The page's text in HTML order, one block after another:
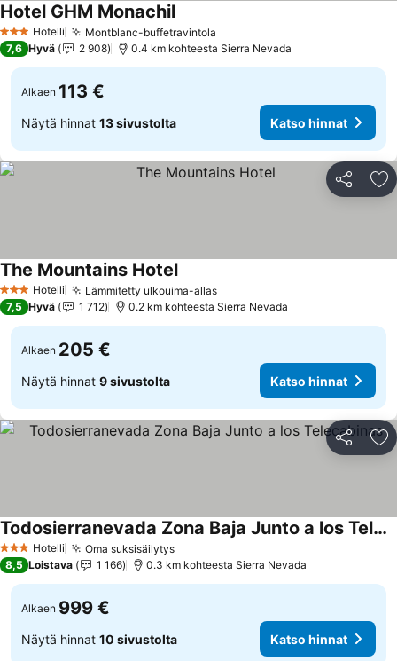
3 Tähtiluokitus
Hotelli Montblanc-buffetravintola
Hotel GHM MonachilKatso hinnat
7,6 Hyvä 2 908 0.4 km kohteesta Sierra Nevada
Alkaen 113 €
Näytä hinnat 13 sivustolta Katso hinnat
Jaa
3 Tähtiluokitus
Hotelli Lämmitetty ulkouima-allasKatso hinnat
The Mountains HotelKatso hinnat
7,5 Hyvä 1 712 0.2 km kohteesta Sierra Nevada
Alkaen 205 €
Näytä hinnat 9 sivustolta Katso hinnat
Jaa
3 Tähtiluokitus
Hotelli Oma suksisäilytysKatso hinnat
Todosierranevada Zona Baja Junto a los Telecabinas
Katso hinnat
8,5 Loistava 1 166 0.3 km kohteesta Sierra Nevada
Alkaen 999 €
Näytä hinnat 10 sivustolta Katso hinnat